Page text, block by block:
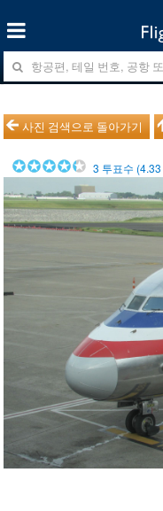
사진 검색으로 돌아가기
3 투표수 (4.33